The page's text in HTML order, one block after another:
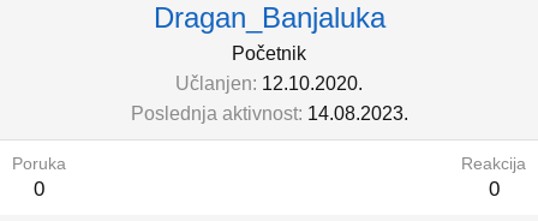
Dragan_Banjaluka
Početnik
Učlanjen 12.10.2020.
Poslednja aktivnost 14.08.2023.
Poruka
0
Reakcija
0